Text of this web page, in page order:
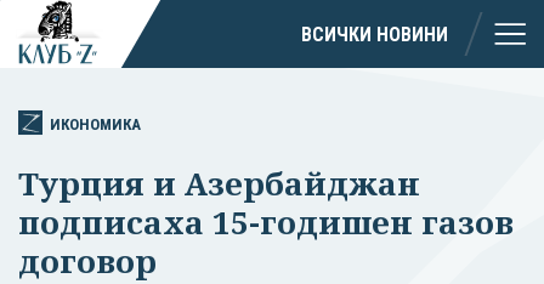
ВСИЧКИ НОВИНИ
ИКОНОМИКА
Турция и Азербайджан
подписаха 15-годишен газов
договор